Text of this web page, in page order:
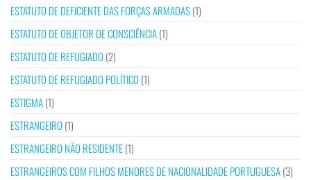
ESTATUTO DE DEFICIENTE DAS FORÇAS ARMADAS(1)
ESTATUTO DE OBJETOR DE CONSCIÊNCIA(1)
ESTATUTO DE REFUGIADO (2)
ESTATUTO DE REFUGIADO POLÍTICO (1)
ESTIGMA(1)
ESTRANGEIRO (1)
ESTRANGEIRO NÃO RESIDENTE(1)
ESTRANGEIROS COM FILHOS MENORES DE NACIONALIDADE PORTUGUESA(3)